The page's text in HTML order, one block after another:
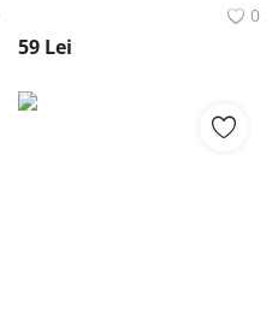
0
59 Lei